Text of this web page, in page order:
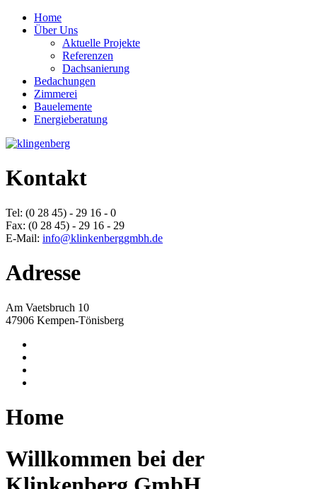
Home
Über Uns
Aktuelle Projekte
Referenzen
Dachsanierung
Bedachungen
Zimmerei
Bauelemente
Energieberatung
Kontakt
Tel: (0 28 45) - 29 16 - 0
Fax: (0 28 45) - 29 16 - 29
E-Mail: info@klinkenberggmbh.de
Adresse
Am Vaetsbruch 10
47906 Kempen-Tönisberg
Home
Willkommen bei der